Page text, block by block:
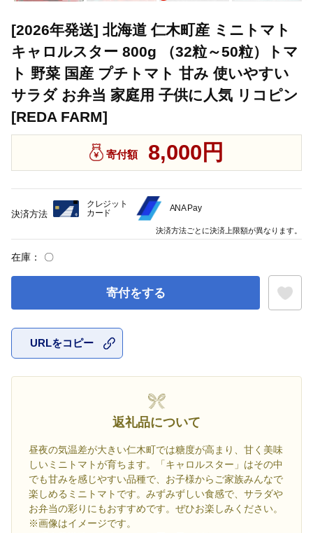
[2026年発送] 北海道 仁木町産 ミニトマト
キャロルスター 800g （32粒～50粒）トマ
ト 野菜 国産 プチトマト 甘み 使いやすい
サラダ お弁当 家庭用 子供に人気 リコピン
[REDA FARM]
寄付額 8,000円
在庫： 〇
寄付をする
URLをコピー
返礼品について
昼夜の気温差が大きい仁木町では糖度が高まり、甘く美味
しいミニトマトが育ちます。「キャロルスター」はその中
でも甘みを感じやすい品種で、お子様からご家族みんなで
楽しめるミニトマトです。みずみずしい食感で、サラダや
お弁当の彩りにもおすすめです。ぜひお楽しみください。
※画像はイメージです。
決済方法
クレジット
カード
ANA Pay
決済方法ごとに決済上限額が異なります。